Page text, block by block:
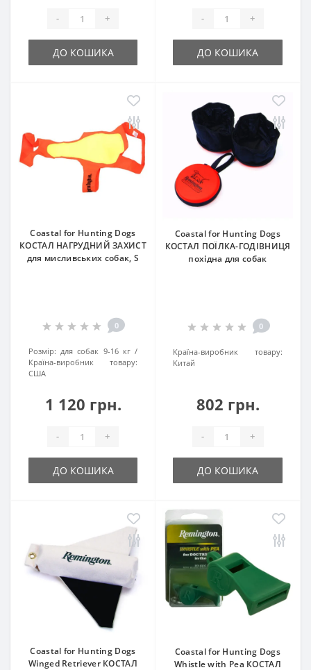
- +
ДО КОШИКА
- +
ДО КОШИКА
Coastal for Hunting Dogs
КОСТАЛ НАГРУДНИЙ ЗАХИСТ
для мисливських собак, S
0
Розмір: для собак 9-16 кг
Країна-виробник товару:
США
1 120 грн.
- +
ДО КОШИКА
Coastal for Hunting Dogs
КОСТАЛ ПОЇЛКА-ГОДІВНИЦЯ
похідна для собак
0
Країна-виробник товару:
Китай
802 грн.
- +
ДО КОШИКА
Coastal for Hunting Dogs
Winged Retriever КОСТАЛ
Coastal for Hunting Dogs
Whistle with Pea КОСТАЛ